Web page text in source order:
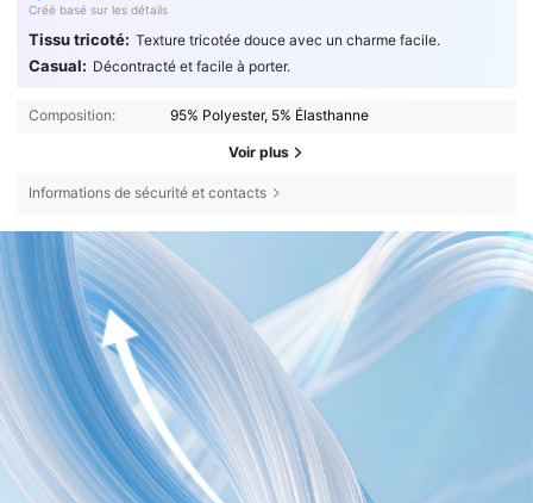
Créé basé sur les détails
Tissu tricoté: Texture tricotée douce avec un charme facile.
Casual: Décontracté et facile à porter.
Composition: 95% Polyester, 5% Élasthanne
Voir plus
Informations de sécurité et contacts